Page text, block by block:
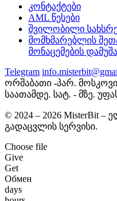
კონტაქტები
AML წესები
შვილობილი
მომხმარებლის
მონაცემების
Telegram
ორშაბათი -პარ.
საათამდე. სატ. - მზე.
© 2024 – 2026 MisterBit
გადაცვლის სერვისი.
Choose file
Give
Get
Обмен
days